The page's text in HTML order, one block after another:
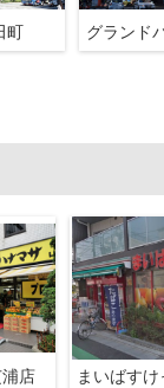
町 グランド
店